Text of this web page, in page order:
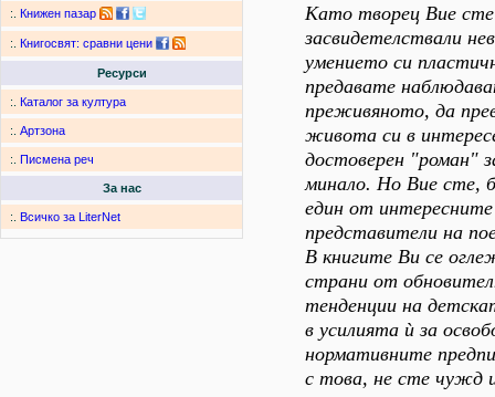
:. Книжен пазар
:. Книгосвят: сравни цени
Ресурси
:. Каталог за култура
:. Артзона
:. Писмена реч
За нас
:. Всичко за LiterNet
Като творец Вие сте
засвидетелствали
умението си
предавате
преживяното, да
живота си в
достоверен "роман"
минало. Но Вие сте,
един от интересните
представители на
В книгите Ви се
страни от
тенденции на
в усилията ѝ за
нормативните
с това, не сте чужд